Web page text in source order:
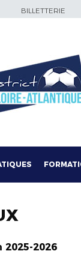
BILLETTERIE
2025-2026